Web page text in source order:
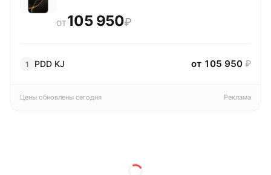
ОТ 105 950₽
1 PDD KJ от 105 950 ₽
Цены обновлены сегодня Реклама